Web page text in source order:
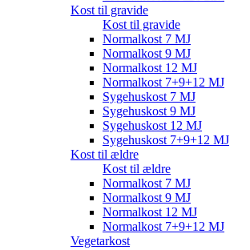
Kost til gravide
Kost til gravide
Normalkost 7 MJ
Normalkost 9 MJ
Normalkost 12 MJ
Normalkost 7+9+12 MJ
Sygehuskost 7 MJ
Sygehuskost 9 MJ
Sygehuskost 12 MJ
Sygehuskost 7+9+12 MJ
Kost til ældre
Kost til ældre
Normalkost 7 MJ
Normalkost 9 MJ
Normalkost 12 MJ
Normalkost 7+9+12 MJ
Vegetarkost